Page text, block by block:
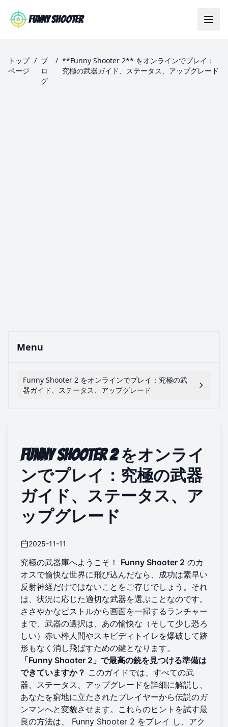
Funny Shooter
トップ
ページ
/ ブ
ロ
グ
/ **Funny Shooter 2** をオンラインでプレイ：
究極の武器ガイド、ステータス、アップグレード
Menu
Funny Shooter 2 をオンラインでプレイ：究極の武
器ガイド、ステータス、アップグレード
Funny Shooter 2をオンライ
ンでプレイ：究極の武器
ガイド、ステータス、ア
ップグレード
2025-11-11
究極の武器庫へようこそ！ Funny Shooter 2 のカ
オスで愉快な世界に飛び込んだなら、成功は素早い
反射神経だけではないことをご存じでしょう。それ
は、状況に応じた適切な武器を選ぶことなのです。
ささやかなピストルから画面を一掃するランチャー
まで、武器の選択は、あの愉快な（そして少し恐ろ
しい）赤い棒人間やスキビディトイレを爆破して跡
形もなく消し飛ばすための鍵となります。
「Funny Shooter 2」で最高の銃を見つける準備は
できていますか？ このガイドでは、すべての武
器、ステータス、アップグレードを詳細に解説し、
あなたを窮地に立たされたプレイヤーから伝説のガ
ンマンへと変貌させます。これらのヒントを試す最
良の方法は、 Funny Shooter 2 をプレイ し、アク